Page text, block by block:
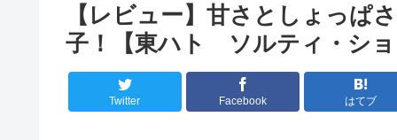
【レビュー】甘さとしょっぱ
子！【東ハト ソルティ・シ
Twitter Facebook はてブ